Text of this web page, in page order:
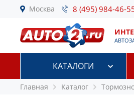
Москва 8 (495) 984-46-
КАТАЛОГИ
Главная Каталог